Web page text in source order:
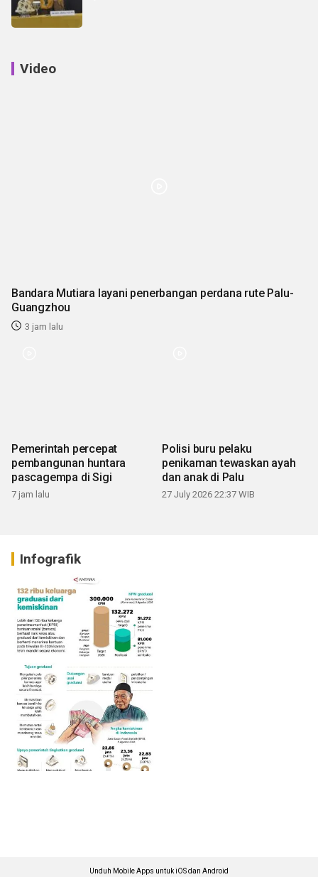
Video
Bandara Mutiara layani penerbangan perdana rute Palu-
Guangzhou
3 jam lalu
Pemerintah percepat
pembangunan huntara
pascagempa di Sigi
7 jam lalu
Polisi buru pelaku
penikaman tewaskan ayah
dan anak di Palu
27 July 2026 22:37 WIB
Infografik
Unduh Mobile Apps untuk iOS dan Android